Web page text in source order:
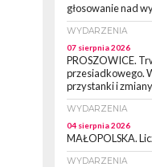
głosowanie nad
WYDARZENIA
07 sierpnia 2026
PROSZOWICE.
przesiadkowego.
przystanki i
WYDARZENIA
04 sierpnia 2026
MAŁOPOLSKA.
WYDARZENIA